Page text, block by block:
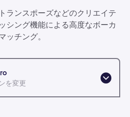
ランスポーズなどのクリエイテ
シング機能による高度なボーカ
ッチング。
を変更